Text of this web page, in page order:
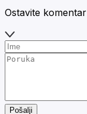
Ostavite komentar
Pošalji